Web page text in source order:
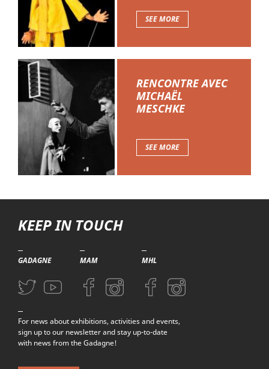
SEE MORE
RENCONTRE AVEC
MICHAËL
MESCHKE
SEE MORE
KEEP IN TOUCH
GADAGNE
Aller sur la page Twitter (nouvelle fenetre)
Aller sur la page Youtube (nouvelle fenetre)
MAM
Aller sur la page Facebook (nouvelle fenetre)
Aller sur la page Instagram (nouvelle fenetre)
MHL
Aller sur la page Facebook (nouvelle
Aller sur la page Instagram
For news about exhibitions, activities and events,
sign up to our newsletter and stay up-to-date
with news from the Gadagne!